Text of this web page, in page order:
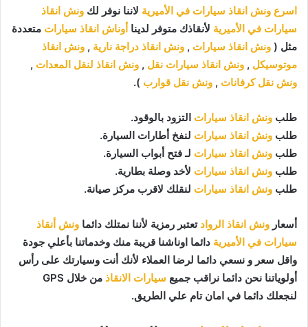
اسرع ونش انقاذ سيارات في الأميرية لاننا نوفر لك ونش انقاذ
سيارات في الأميرية لأنقاذك متوفر لدينا أوناش انقاذ سيارات متعددة
مثل ( ونش انقاذ سيارات , ونش انقاذ دراجة نارية , ونش انقاذ
موتوسيكل , ونش انقاذ سيارات نقل , ونش انقاذ لنقل المعدات ,
ونش نقل كرفانات , ونش نقل قوارب ).
طلب ونش انقاذ سيارات التزود بالوقود.
طلب ونش انقاذ سيارات لنفخ أطارات السيارة.
طلب ونش انقاذ سيارات لـ فتح أبواب السيارة.
طلب ونش انقاذ سيارات لأخد وصلة بطارية.
طلب ونش انقاذ سيارات لنقلك لاقرب مركز صيانة.
أسعار ونش انقاذ الرواد تعتبر رمزية لأننا نمتلك دائما ونش أنقاذ
سيارات في الأميرية دائما اوناشنا قريبة منك وخدماتنا بأعلي جودة
واقل سعر و نسعي دائما لرضا العملاء لأنك أنت وسيارتك على رأس
أولوياتنا نحن دائما نراقب جميع سيارات الانقاذ
من خلال GPS
لنجعلك دائما في امان تام علي الطريق.